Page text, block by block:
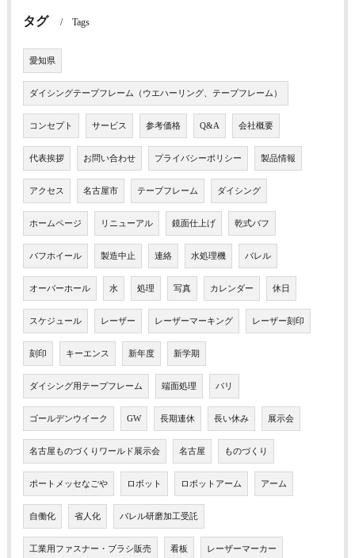
タグ Tags
愛知県
ダイシングテープフレーム（ウエハーリング、テープフレーム）
コンセプト サービス 参考価格 Q&A 会社概要
代表挨拶 お問い合わせ プライバシーポリシー 製品情報
アクセス 名古屋市 テープフレーム ダイシング
ホームページ リニューアル 鏡面仕上げ 乾式バフ
バフホイール 製造中止 連絡 水処理機 バレル
オーバーホール 水 処理 写真 カレンダー 休日
スケジュール レーザー レーザーマーキング レーザー刻印
刻印 キーエンス 新年度 新学期
ダイシング用テープフレーム 端面処理 バリ
ゴールデンウイーク GW 長期連休 長い休み 展示会
名古屋ものづくりワールド展示会 名古屋 ものづくり
ポートメッセなごや ロボット ロボットアーム アーム
自働化 省人化 バレル研磨加工受託
工業用ファスナー・ブラシ販売 看板 レーザーマーカー